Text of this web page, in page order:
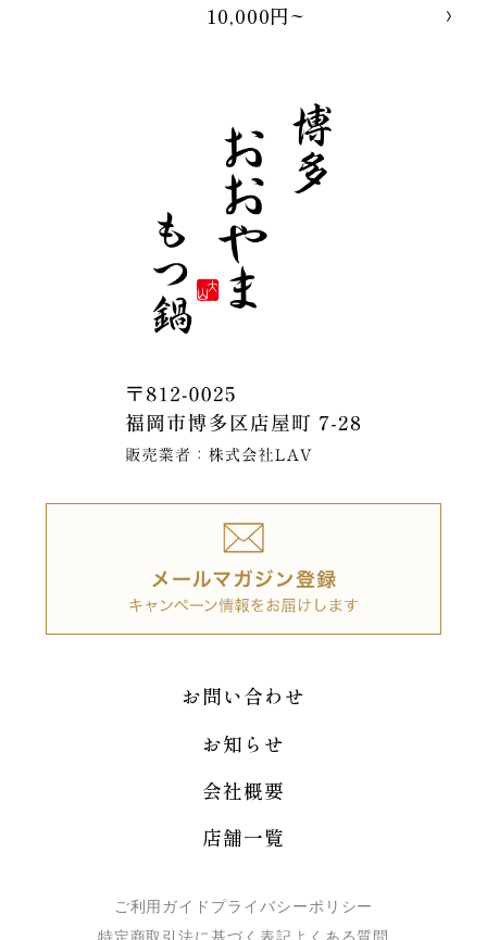
10,000円~
お問い合わせ
お知らせ
会社概要
店舗一覧
ご利用ガイド プライバシーポリシー